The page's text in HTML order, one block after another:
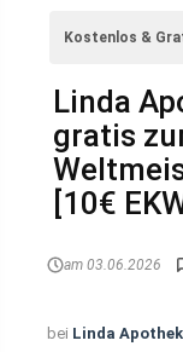
Kostenlos &
Linda
gratis
[10€
am 03.06.2026
bei Linda